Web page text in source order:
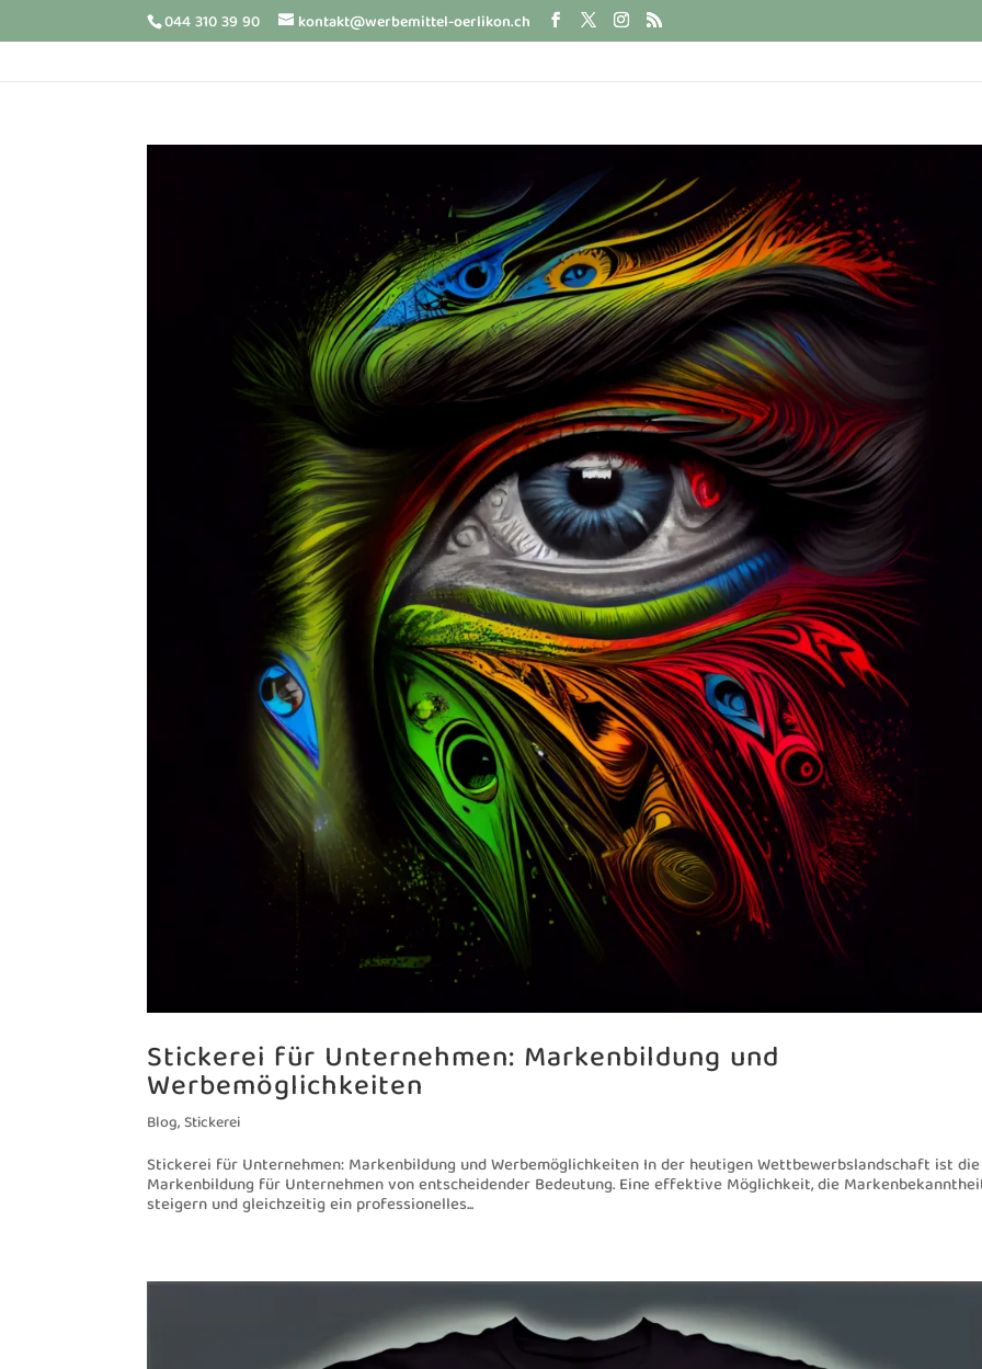
044 310 39 90 kontakt@werbemittel-oerlikon.ch
Stickerei für Unternehmen: Markenbildung und
Werbemöglichkeiten
Blog,Stickerei
Stickerei für Unternehmen: Markenbildung und Werbemöglichkeiten In der heutigen Wettbewerbslandschaft ist die
Markenbildung für Unternehmen von entscheidender Bedeutung. Eine effektive Möglichkeit, die
steigern und gleichzeitig ein professionelles...